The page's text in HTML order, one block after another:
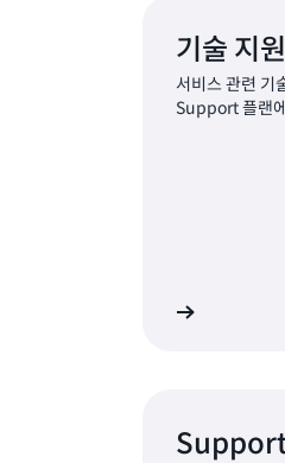
기술 지원
서비스 관련 기
Support 플랜